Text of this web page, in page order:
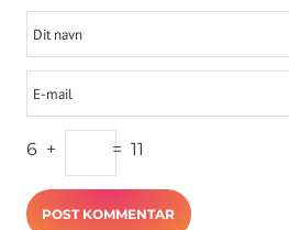
6 + = 11